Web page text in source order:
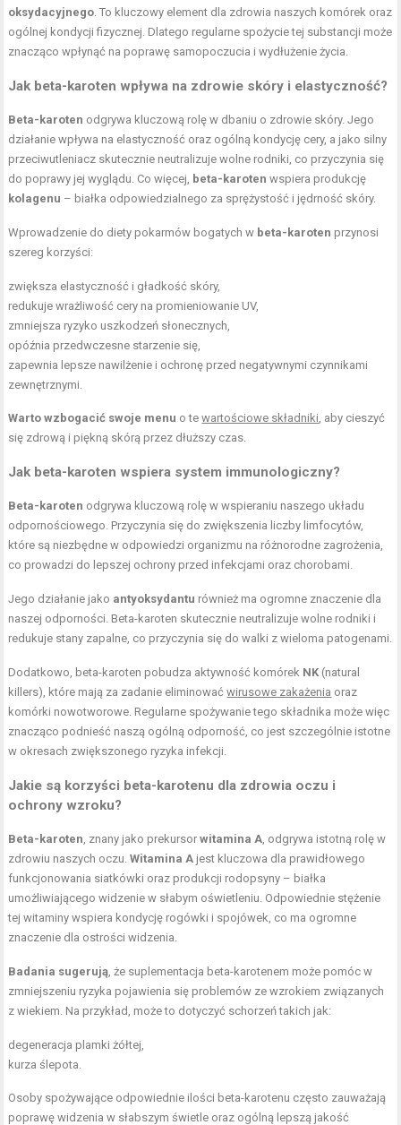
oksydacyjnego . To kluczowy element dla zdrowia naszych komórek oraz
ogólnej kondycji fizycznej. Dlatego regularne spożycie tej substancji może
znacząco wpłynąć na poprawę samopoczucia i wydłużenie życia.
Jak beta-karoten wpływa na zdrowie skóry i elastyczność?
Beta-karoten odgrywa kluczową rolę w dbaniu o zdrowie skóry. Jego
działanie wpływa na elastyczność oraz ogólną kondycję cery, a jako silny
przeciwutleniacz skutecznie neutralizuje wolne rodniki, co przyczynia się
do poprawy jej wyglądu. Co więcej,
beta-karoten wspiera produkcję
kolagenu – białka odpowiedzialnego za sprężystość i jędrność skóry.
Wprowadzenie do diety pokarmów bogatych w beta-karoten przynosi
szereg korzyści:
zwiększa elastyczność i gładkość skóry,
redukuje wrażliwość cery na promieniowanie UV,
zmniejsza ryzyko uszkodzeń słonecznych,
opóźnia przedwczesne starzenie się,
zapewnia lepsze nawilżenie i ochronę przed negatywnymi czynnikami
zewnętrznymi.
Warto wzbogacić swoje menu o tewartościowe składniki , aby cieszyć
się zdrową i piękną skórą przez dłuższy czas.
Jak beta-karoten wspiera system immunologiczny?
Beta-karoten odgrywa kluczową rolę w wspieraniu naszego układu
odpornościowego. Przyczynia się do zwiększenia liczby limfocytów,
które są niezbędne w odpowiedzi organizmu na różnorodne zagrożenia,
co prowadzi do lepszej ochrony przed infekcjami oraz chorobami.
Jego działanie jako antyoksydantu również ma ogromne znaczenie dla
naszej odporności. Beta-karoten skutecznie neutralizuje wolne rodniki i
redukuje stany zapalne, co przyczynia się do walki z wieloma patogenami.
Dodatkowo, beta-karoten pobudza aktywność komórek NK (natural
killers), które mają za zadanie eliminowaćwirusowe zakażenia oraz
komórki nowotworowe. Regularne spożywanie tego składnika może więc
znacząco podnieść naszą ogólną odporność, co jest szczególnie istotne
w okresach zwiększonego ryzyka infekcji.
Jakie są korzyści beta-karotenu dla zdrowia oczu i
ochrony wzroku?
Beta-karoten , znany jako prekursorwitamina A , odgrywa istotną rolę w
zdrowiu naszych oczu.Witamina A jest kluczowa dla prawidłowego
funkcjonowania siatkówki oraz produkcji rodopsyny – białka
umożliwiającego widzenie w słabym oświetleniu. Odpowiednie stężenie
tej witaminy wspiera kondycję rogówki i spojówek, co ma ogromne
znaczenie dla ostrości widzenia.
Badania sugerują , że suplementacja beta-karotenem może pomóc w
zmniejszeniu ryzyka pojawienia się problemów ze wzrokiem związanych
z wiekiem. Na przykład, może to dotyczyć schorzeń takich jak:
degeneracja plamki żółtej,
kurza ślepota.
Osoby spożywające odpowiednie ilości beta-karotenu często zauważają
poprawę widzenia w słabszym świetle oraz ogólną lepszą jakość